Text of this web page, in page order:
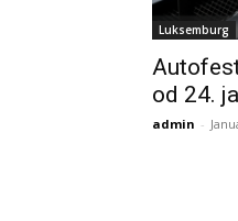
Luksemburg
od 24.
admin -